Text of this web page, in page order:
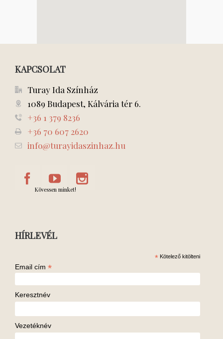
KAPCSOLAT
Turay Ida Színház
1089 Budapest, Kálvária tér 6.
+36 1 379 8236
+36 70 607 2620
info@turayidaszinhaz.hu
Kövessen minket!
HÍRLEVÉL
* Kötelező kitölteni
Email cím *
Keresztnév
Vezetéknév